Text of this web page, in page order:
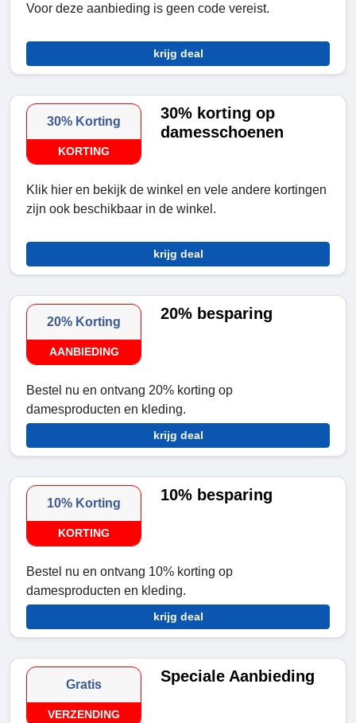
Voor deze aanbieding is geen code vereist.
krijg deal
30% Korting
KORTING
30% korting op
damesschoenen
Klik hier en bekijk de winkel en vele andere kortingen
zijn ook beschikbaar in de winkel.
krijg deal
20% Korting
AANBIEDING
20% besparing
Bestel nu en ontvang 20% korting op
damesproducten en kleding.
krijg deal
10% Korting
KORTING
10% besparing
Bestel nu en ontvang 10% korting op
damesproducten en kleding.
krijg deal
Gratis
VERZENDING
Speciale Aanbieding